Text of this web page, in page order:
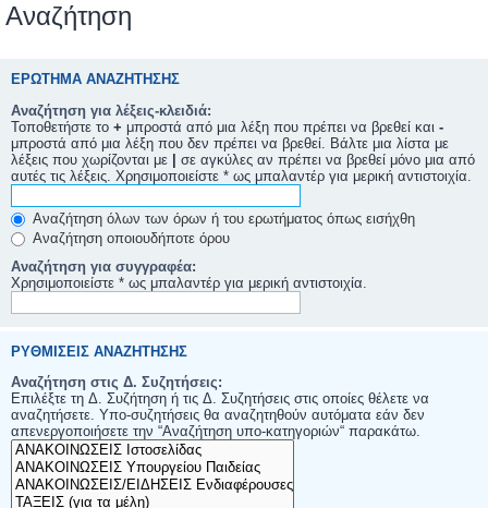
Αναζήτηση
ΕΡΏΤΗΜΑ ΑΝΑΖΉΤΗΣΗΣ
Αναζήτηση για λέξεις-κλειδιά:
Τοποθετήστε το + μπροστά από μια λέξη που πρέπει να βρεθεί και -
μπροστά από μια λέξη που δεν πρέπει να βρεθεί. Βάλτε μια λίστα με
λέξεις που χωρίζονται με | σε αγκύλες αν πρέπει να βρεθεί μόνο μια από
αυτές τις λέξεις. Χρησιμοποιείστε * ως μπαλαντέρ για μερική αντιστοιχία.
Αναζήτηση όλων των όρων ή του ερωτήματος όπως εισήχθη
Αναζήτηση οποιουδήποτε όρου
Αναζήτηση για συγγραφέα:
Χρησιμοποιείστε * ως μπαλαντέρ για μερική αντιστοιχία.
ΡΥΘΜΊΣΕΙΣ ΑΝΑΖΉΤΗΣΗΣ
Αναζήτηση στις Δ. Συζητήσεις:
Επιλέξτε τη Δ. Συζήτηση ή τις Δ. Συζητήσεις στις οποίες θέλετε να
αναζητήσετε. Υπο-συζητήσεις θα αναζητηθούν αυτόματα εάν δεν
απενεργοποιήσετε την “Αναζήτηση υπο-κατηγοριών“ παρακάτω.